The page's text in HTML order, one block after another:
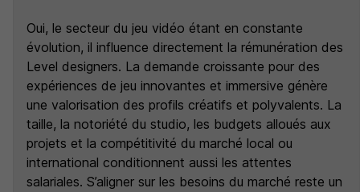
Oui, le secteur du jeu vidéo étant en constante
évolution, il influence directement la rémunération des
Level designers. La demande croissante pour des
expériences de jeu innovantes et immersive génère
une valorisation des profils créatifs et polyvalents. La
taille, la notoriété du studio, les budgets alloués aux
projets et la compétitivité du marché local ou
international conditionnent aussi les attentes
salariales. S’aligner sur les besoins du marché reste un